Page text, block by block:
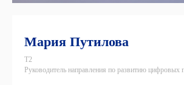
Мария Путилова
T2
Руководитель направления по развитию цифровых